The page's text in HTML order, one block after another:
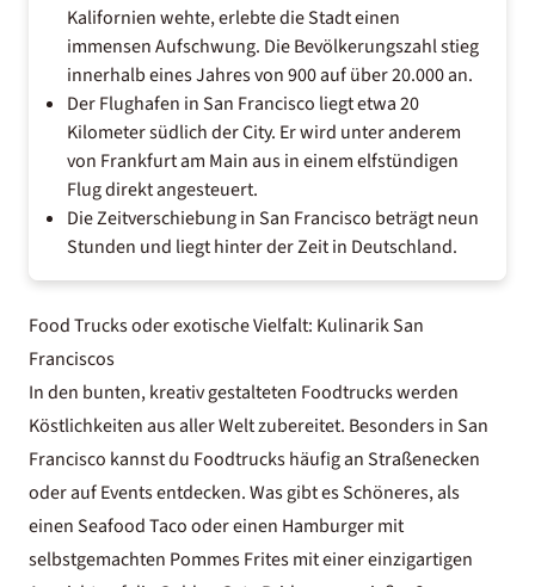
Kalifornienwehte, erlebte die Stadt einen
immensen Aufschwung. Die Bevölkerungszahl stieg
innerhalb eines Jahres von 900 auf über 20.000 an.
Der Flughafen in San Francisco liegt etwa 20
Kilometer südlich der City. Er wird unter anderem
von Frankfurt am Main aus in einem elfstündigen
Flug direkt angesteuert.
Die Zeitverschiebung in San Francisco beträgt neun
Stunden und liegt hinter der Zeit in Deutschland.
Food Trucks oder exotische Vielfalt: Kulinarik San
Franciscos
In den bunten, kreativ gestalteten Foodtrucks werden
Köstlichkeiten aus aller Welt zubereitet. Besonders in San
Francisco kannst du Foodtrucks häufig an Straßenecken
oder auf Events entdecken. Was gibt es Schöneres, als
einen Seafood Taco oder einen Hamburger mit
selbstgemachten Pommes Frites mit einer einzigartigen